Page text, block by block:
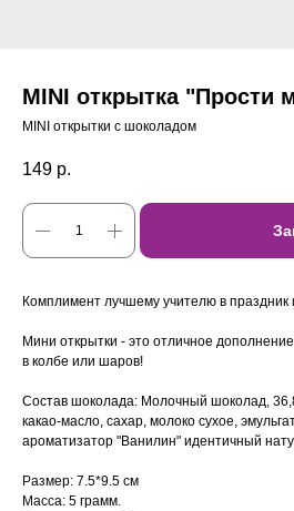
MINI открытка "Прости
MINI открытки с шоколадом
149 р.
Комплимент лучшему учителю в праздник
Мини открытки - это отличное
в колбе или шаров!
Состав шоколада: Молочный шоколад,
какао-масло, сахар, молоко сухое,
ароматизатор "Ванилин" идентичный
Размер: 7.5*9.5 см
Масса: 5 грамм.